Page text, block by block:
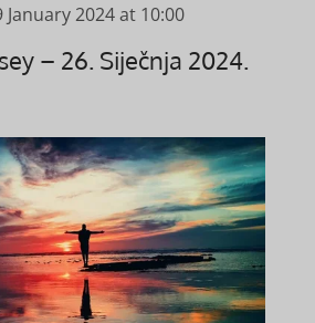
2024 at 10:00
– 26. Siječnja 2024.